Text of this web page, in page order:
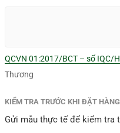
QCVN 01:2017/BCT – số IQC/
Thương
KIỂM TRA TRƯỚC KHI ĐẶT HÀNG
Gửi mẫu thực tế để kiểm tra